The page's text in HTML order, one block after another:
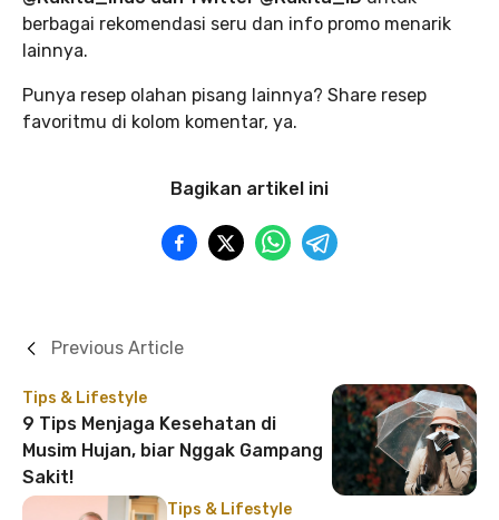
berbagai rekomendasi seru dan info promo menarik
lainnya.
Punya resep olahan pisang lainnya? Share resep
favoritmu di kolom komentar, ya.
Bagikan artikel ini
Tips & Lifestyle
9 Tips Menjaga Kesehatan di
Musim Hujan, biar Nggak Gampang
Sakit!
Previous Article
Tips & Lifestyle